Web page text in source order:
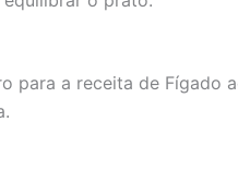
para a receita de Fígado